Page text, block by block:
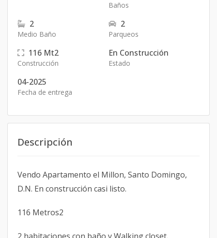
Baños
2
Medio Baño
2
Parqueos
116 Mt2
Construcción
En Construcción
Estado
04-2025
Fecha de entrega
Descripción
Vendo Apartamento el Millon, Santo Domingo,
D.N. En construcción casi listo.
116 Metros2